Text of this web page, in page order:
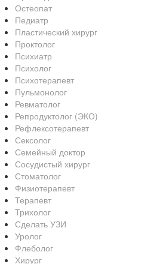
Остеопат
Педиатр
Пластический хирург
Проктолог
Психиатр
Психолог
Психотерапевт
Пульмонолог
Ревматолог
Репродуктолог (ЭКО)
Рефлексотерапевт
Сексолог
Семейный доктор
Сосудистый хирург
Стоматолог
Физиотерапевт
Терапевт
Трихолог
Сделать УЗИ
Уролог
Флеболог
Хирург